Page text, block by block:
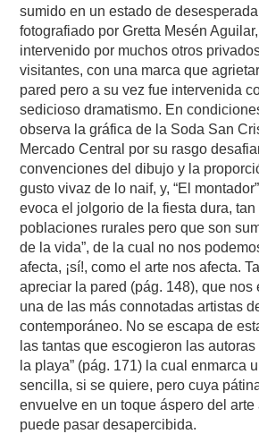
sumido en un estado de
fotografiado por Gretta Mesén
intervenido por muchos otros
visitantes, con una marca que
pared pero a su vez fue intervenida
sedicioso dramatismo. En
observa la gráfica de la Soda San
Mercado Central por su rasgo
convenciones del dibujo y la
gusto vivaz de lo naif, y, “El
evoca el jolgorio de la fiesta dura,
poblaciones rurales pero que son
de la vida”, de la cual no nos
afecta, ¡sí!, como el arte nos afecta.
apreciar la pared (pág. 148), que nos
una de las más connotadas artistas
contemporáneo. No se escapa de
las tantas que escogieron las autoras
la playa” (pág. 171) la cual enmarca
sencilla, si se quiere, pero cuya
envuelve en un toque áspero del arte
puede pasar desapercibida.